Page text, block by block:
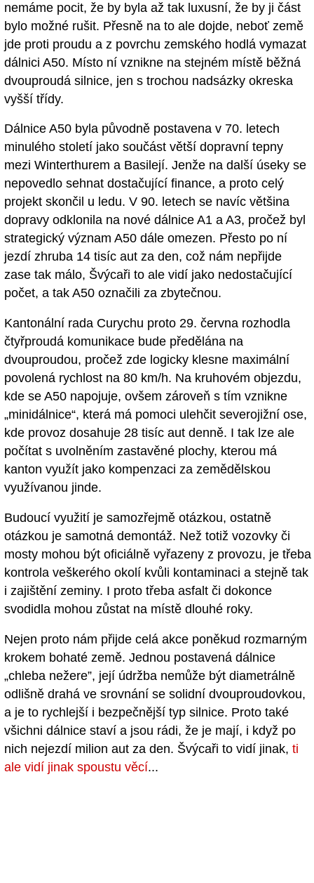
nemáme pocit, že by byla až tak luxusní, že by ji část
bylo možné rušit. Přesně na to ale dojde, neboť země
jde proti proudu a z povrchu zemského hodlá vymazat
dálnici A50. Místo ní vznikne na stejném místě běžná
dvouproudá silnice, jen s trochou nadsázky okreska
vyšší třídy.
Dálnice A50 byla původně postavena v 70. letech
minulého století jako součást větší dopravní tepny
mezi Winterthurem a Basilejí. Jenže na další úseky se
nepovedlo sehnat dostačující finance, a proto celý
projekt skončil u ledu. V 90. letech se navíc většina
dopravy odklonila na nové dálnice A1 a A3, pročež byl
strategický význam A50 dále omezen. Přesto po ní
jezdí zhruba 14 tisíc aut za den, což nám nepřijde
zase tak málo, Švýcaři to ale vidí jako nedostačující
počet, a tak A50 označili za zbytečnou.
Kantonální rada Curychu proto 29. června rozhodla
čtyřproudá komunikace bude předělána na
dvouproudou, pročež zde logicky klesne maximální
povolená rychlost na 80 km/h. Na kruhovém objezdu,
kde se A50 napojuje, ovšem zároveň s tím vznikne
„minidálnice“, která má pomoci ulehčit severojižní ose,
kde provoz dosahuje 28 tisíc aut denně. I tak lze ale
počítat s uvolněním zastavěné plochy, kterou má
kanton využít jako kompenzaci za zemědělskou
využívanou jinde.
Budoucí využití je samozřejmě otázkou, ostatně
otázkou je samotná demontáž. Než totiž vozovky či
mosty mohou být oficiálně vyřazeny z provozu, je třeba
kontrola veškerého okolí kvůli kontaminaci a stejně tak
i zajištění zeminy. I proto třeba asfalt či dokonce
svodidla mohou zůstat na místě dlouhé roky.
Nejen proto nám přijde celá akce poněkud rozmarným
krokem bohaté země. Jednou postavená dálnice
„chleba nežere”, její údržba nemůže být diametrálně
odlišně drahá ve srovnání se solidní dvouproudovkou,
a je to rychlejší i bezpečnější typ silnice. Proto také
všichni dálnice staví a jsou rádi, že je mají, i když po
nich nejezdí milion aut za den. Švýcaři to vidí jinak, ti
ale vidí jinak spoustu věcí...